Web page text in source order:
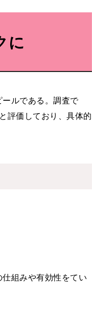
に
ルである。調査で
と評価しており、具体的
組みや有効性をてい